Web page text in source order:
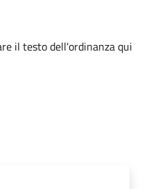
il testo dell'ordinanza qui